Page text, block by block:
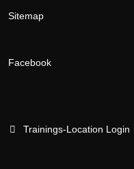
Sitemap
Facebook
Trainings-Location Login